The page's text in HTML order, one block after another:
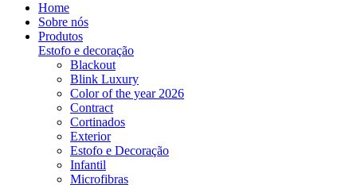
Home
Sobre nós
Produtos
Estofo e decoração
Blackout
Blink Luxury
Color of the year 2026
Contract
Cortinados
Exterior
Estofo e Decoração
Infantil
Microfibras